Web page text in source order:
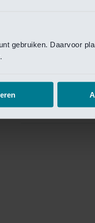
gebruiken. Daarvoor
Van Lanschot